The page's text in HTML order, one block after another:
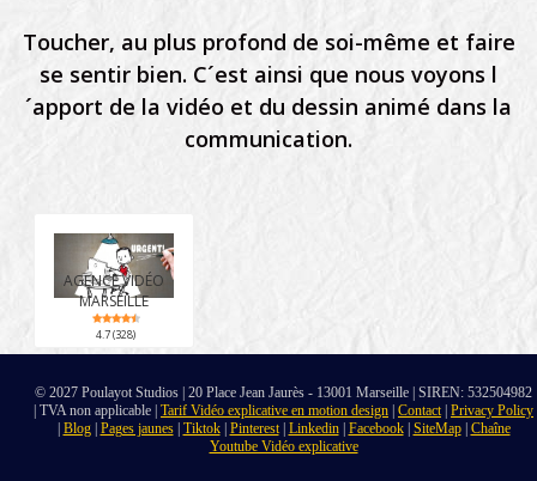
Toucher, au plus profond de soi-même et faire
se sentir bien. C´est ainsi que nous voyons l
´apport de la vidéo et du dessin animé dans la
communication.
AGENCE VIDÉO
MARSEILLE
4.7 (328)
© 2027 Poulayot Studios | 20 Place Jean Jaurès - 13001 Marseille | SIREN: 532504982
| TVA non applicable | Tarif Vidéo explicative en motion design Contact| Privacy Policy
Blog| Pages jaunes| Tiktok| Pinterest| Linkedin| Facebook| SiteMap| Chaîne
Youtube Vidéo explicative